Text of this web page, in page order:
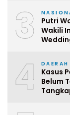
3
Putri
Wakili
4 DAERAH
Kasus
Belum